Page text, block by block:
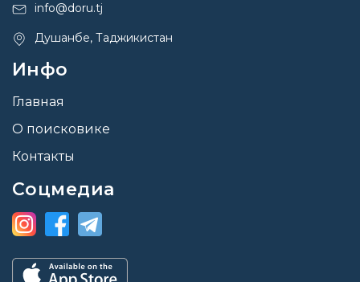
info@doru.tj
Душанбе, Таджикистан
Инфо
Главная
О поисковике
Контакты
Соцмедиа